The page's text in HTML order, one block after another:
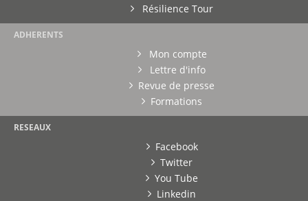
Résilience Tour
ADHERENTS
Mon compte
Lettre d'info
Revue de presse
Formations
RESEAUX
Facebook
Twitter
You Tube
Linkedin